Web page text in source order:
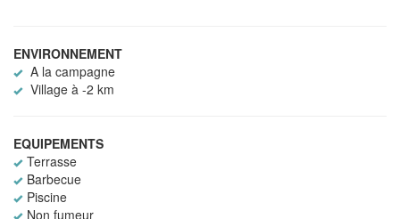
ENVIRONNEMENT
A la campagne
Village à -2 km
EQUIPEMENTS
Terrasse
Barbecue
Piscine
Non fumeur